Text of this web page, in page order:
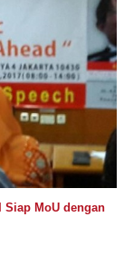
Siap MoU dengan